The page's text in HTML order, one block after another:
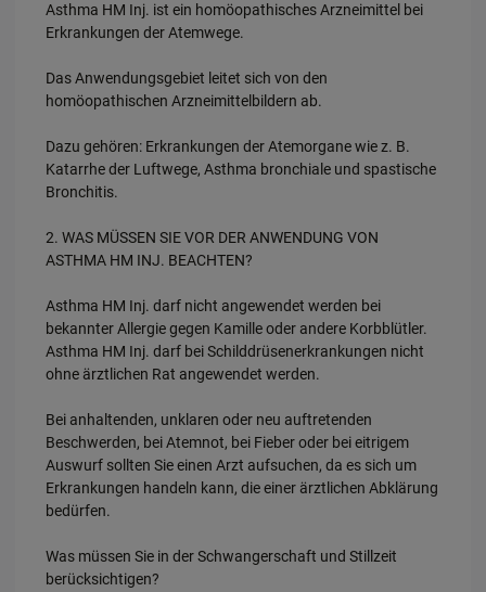
Asthma HM Inj. ist ein homöopathisches Arzneimittel bei
Erkrankungen der Atemwege.
Das Anwendungsgebiet leitet sich von den
homöopathischen Arzneimittelbildern ab.
Dazu gehören: Erkrankungen der Atemorgane wie z. B.
Katarrhe der Luftwege, Asthma bronchiale und spastische
Bronchitis.
2. WAS MÜSSEN SIE VOR DER ANWENDUNG VON
ASTHMA HM INJ. BEACHTEN?
Asthma HM Inj. darf nicht angewendet werden bei
bekannter Allergie gegen Kamille oder andere Korbblütler.
Asthma HM Inj. darf bei Schilddrüsenerkrankungen nicht
ohne ärztlichen Rat angewendet werden.
Bei anhaltenden, unklaren oder neu auftretenden
Beschwerden, bei Atemnot, bei Fieber oder bei eitrigem
Auswurf sollten Sie einen Arzt aufsuchen, da es sich um
Erkrankungen handeln kann, die einer ärztlichen Abklärung
bedürfen.
Was müssen Sie in der Schwangerschaft und Stillzeit
berücksichtigen?